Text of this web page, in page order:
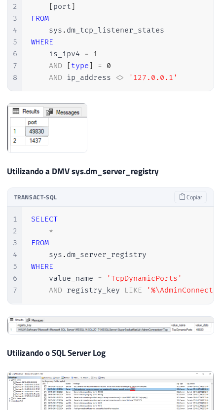
2
3
4
5
6
7
8
[port]
FROM
    sys
.
WHERE
    is_ipv4
= 1
AND
[type] = 0
AND ip_address <> '127.0.0.1'
Utilizando a DMV sys.dm_server_registry
TRANSACT-SQL Copiar
1
2
3
4
5
6
7
SELECT
*
FROM
    sys
.
WHERE
    value_name
=
'TcpDynamicPorts'
AND registry_key LIKE
Utilizando o SQL Server Log